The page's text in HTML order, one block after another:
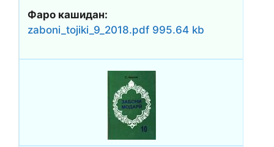
Фаро кашидан:
zaboni_tojiki_9_2018.pdf 995.64 kb